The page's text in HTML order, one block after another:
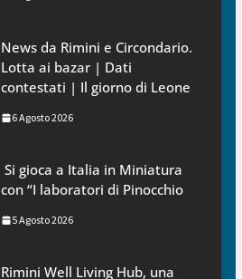
News da Rimini e Circondario.
Lotta ai bazar | Dati
contestati | Il giorno di Leone
6 Agosto 2026
Si gioca a Italia in Miniatura
con “I laboratori di Pinocchio
5 Agosto 2026
Rimini Well Living Hub, una